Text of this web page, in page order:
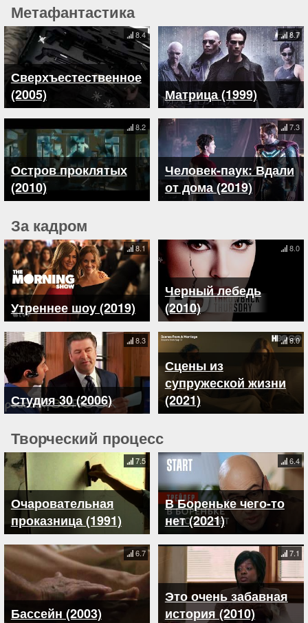
Метафантастика
Сверхъестественное
(2005)
8.4
Матрица (1999)
8.7
Остров проклятых
(2010)
8.2
Человек-паук: Вдали
от дома (2019)
7.3
За кадром
Утреннее шоу (2019)
8.1
Черный лебедь
(2010)
8.0
Студия 30 (2006)
8.3
Сцены из
супружеской жизни
(2021)
8.0
Творческий процесс
Очаровательная
проказница (1991)
7.5
В Бореньке чего-то
нет (2021)
6.4
Бассейн (2003)
6.7
Это очень забавная
история (2010)
7.1